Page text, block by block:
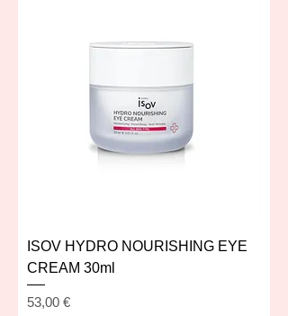
ISOV HYDRO NOURISHING EYE
CREAM 30ml
Τιμή
53,00 €